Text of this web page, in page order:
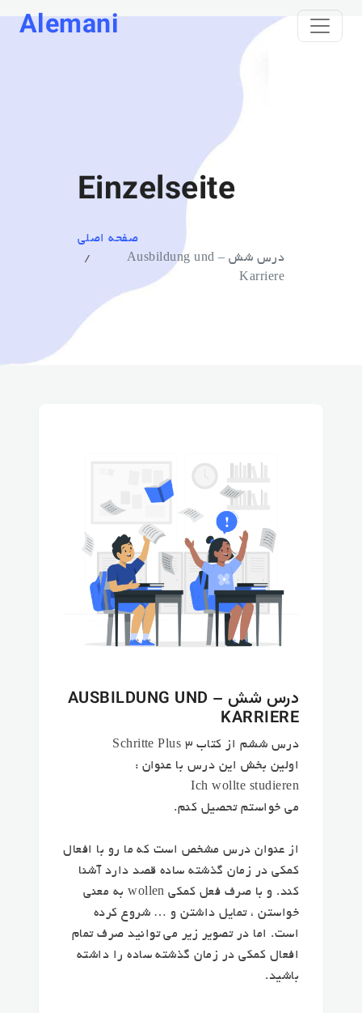
Alemani
Einzelseite
صفحه اصلی
درس شش – Ausbildung und
Karriere
درس شش – AUSBILDUNG UND
KARRIERE
درس ششم از کتاب Schritte Plus 3
اولین بخش این درس با عنوان :
Ich wollte studieren
می خواستم تحصیل کنم.
از عنوان درس مشخص است که ما رو با افعال
کمکی در زمان گذشته ساده قصد دارد آشنا
کند. و با صرف فعل کمکی wollen به معنی
خواستن ، تمایل داشتن و … شروع کرده
است. اما در تصویر زیر می توانید صرف تمام
افعال کمکی در زمان گذشته ساده را داشته
باشید.